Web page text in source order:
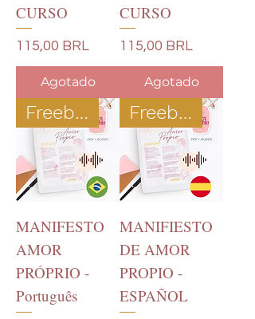
CURSO
Precio
115,00 BRL
Agotado
CURSO
Precio
115,00 BRL
Agotado
Freebie
MANIFESTO
AMOR
PRÓPRIO -
Português
Freebie
MANIFIESTO
DE AMOR
PROPIO -
ESPAÑOL